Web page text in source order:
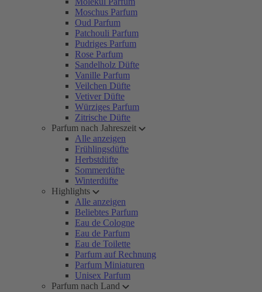
Moschus Parfum
Oud Parfum
Patchouli Parfum
Pudriges Parfum
Rose Parfum
Sandelholz Düfte
Vanille Parfum
Veilchen Düfte
Vetiver Düfte
Würziges Parfum
Zitrische Düfte
Parfum nach Jahreszeit
Alle anzeigen
Frühlingsdüfte
Herbstdüfte
Sommerdüfte
Winterdüfte
Highlights
Alle anzeigen
Beliebtes Parfum
Eau de Cologne
Eau de Parfum
Eau de Toilette
Parfum auf Rechnung
Parfum Miniaturen
Unisex Parfum
Parfum nach Land